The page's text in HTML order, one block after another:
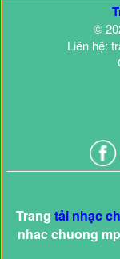
©
Liên hệ:
Trang tải nhạc
nhac chuong